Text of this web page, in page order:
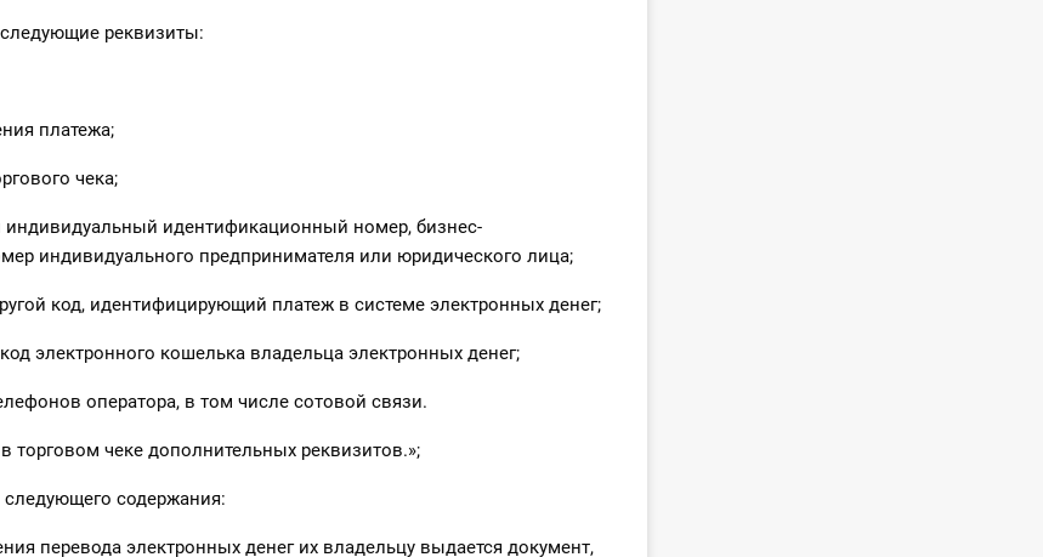
реквизиты:
платежа;
чека;
индивидуальный идентификационный номер, бизнес-
индивидуального предпринимателя или юридического лица;
код, идентифицирующий платеж в системе электронных денег;
электронного кошелька владельца электронных денег;
оператора, в том числе сотовой связи.
торговом чеке дополнительных реквизитов.»;
содержания:
перевода электронных денег их владельцу выдается документ,